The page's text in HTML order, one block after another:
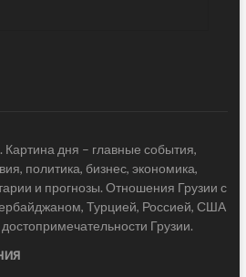
Картина дня – главные события,
политика, бизнес, экономика,
и прогнозы. Отношения Грузии с
Турцией, Россией, США
Грузии.